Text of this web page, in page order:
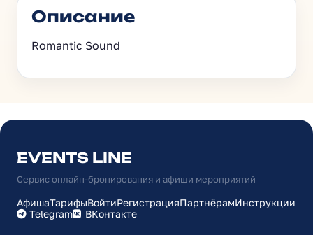
Описание
Romantic Sound
EVENTS LINE
Сервис онлайн-бронирования и афиши мероприятий
АфишаТарифыВойтиРегистрацияПартнёрамИнструкции
Telegram
ВКонтакте